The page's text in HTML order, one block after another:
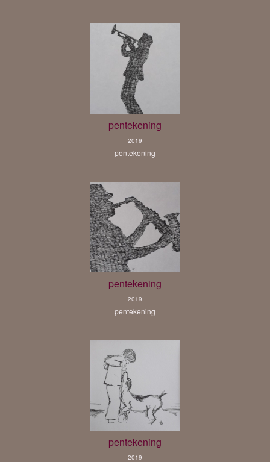
pentekening
2019
pentekening
pentekening
2019
pentekening
pentekening
2019